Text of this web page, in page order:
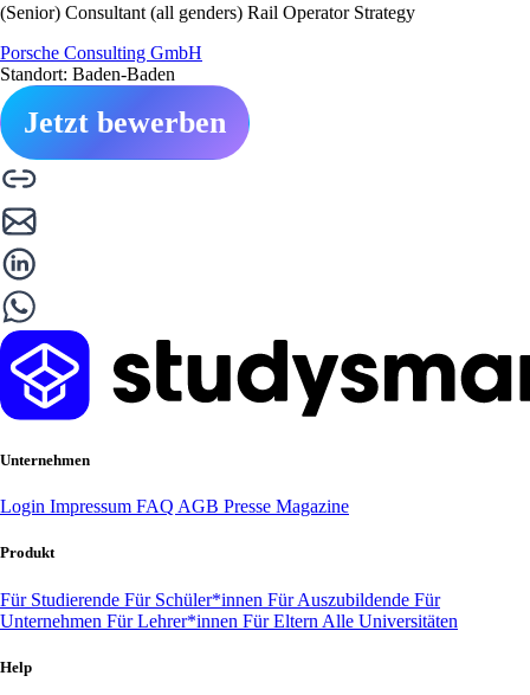
(Senior) Consultant (all genders) Rail Operator Strategy
Porsche Consulting GmbH
Standort: Baden-Baden
Jetzt bewerben
Unternehmen
Login Impressum FAQ AGB Presse Magazine
Produkt
Für Studierende Für Schüler*innen Für Auszubildende Für
Unternehmen Für Lehrer*innen Für Eltern Alle Universitäten
Help